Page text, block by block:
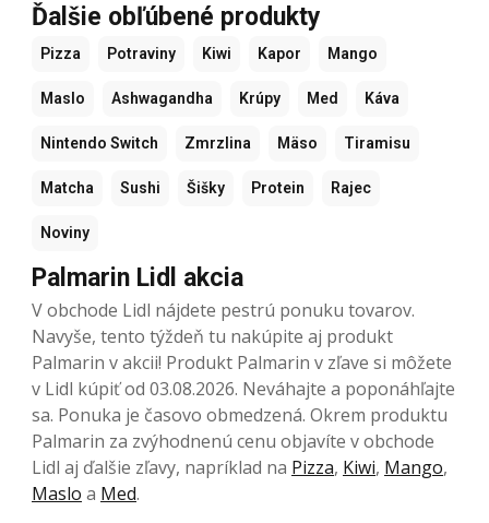
Ďalšie obľúbené produkty
Pizza Potraviny Kiwi Kapor Mango
Maslo Ashwagandha Krúpy Med Káva
Nintendo Switch Zmrzlina Mäso Tiramisu
Matcha Sushi Šišky Protein Rajec
Noviny
Palmarin Lidl akcia
V obchode Lidl nájdete pestrú ponuku tovarov.
Navyše, tento týždeň tu nakúpite aj produkt
Palmarin v akcii! Produkt Palmarin v zľave si môžete
v Lidl kúpiť od 03.08.2026. Neváhajte a poponáhľajte
sa. Ponuka je časovo obmedzená. Okrem produktu
Palmarin za zvýhodnenú cenu objavíte v obchode
Lidl aj ďalšie zľavy, napríklad na Pizza, Kiwi, Mango,
Maslo a Med.